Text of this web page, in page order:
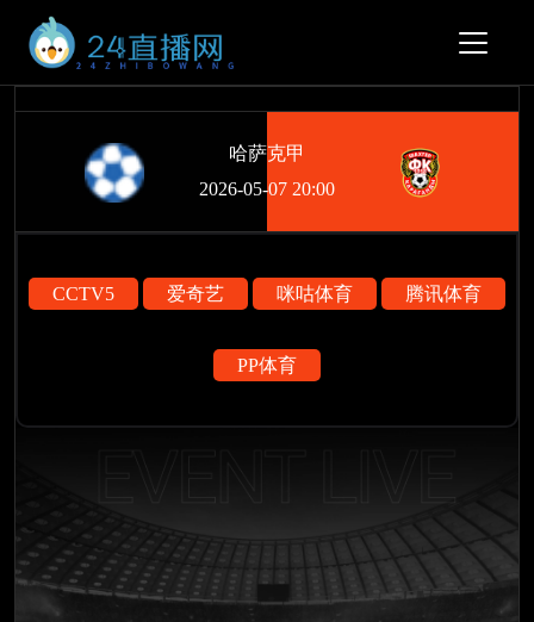
哈萨克甲
2026-05-07 20:00
CCTV5 爱奇艺 咪咕体育 腾讯体育
PP体育